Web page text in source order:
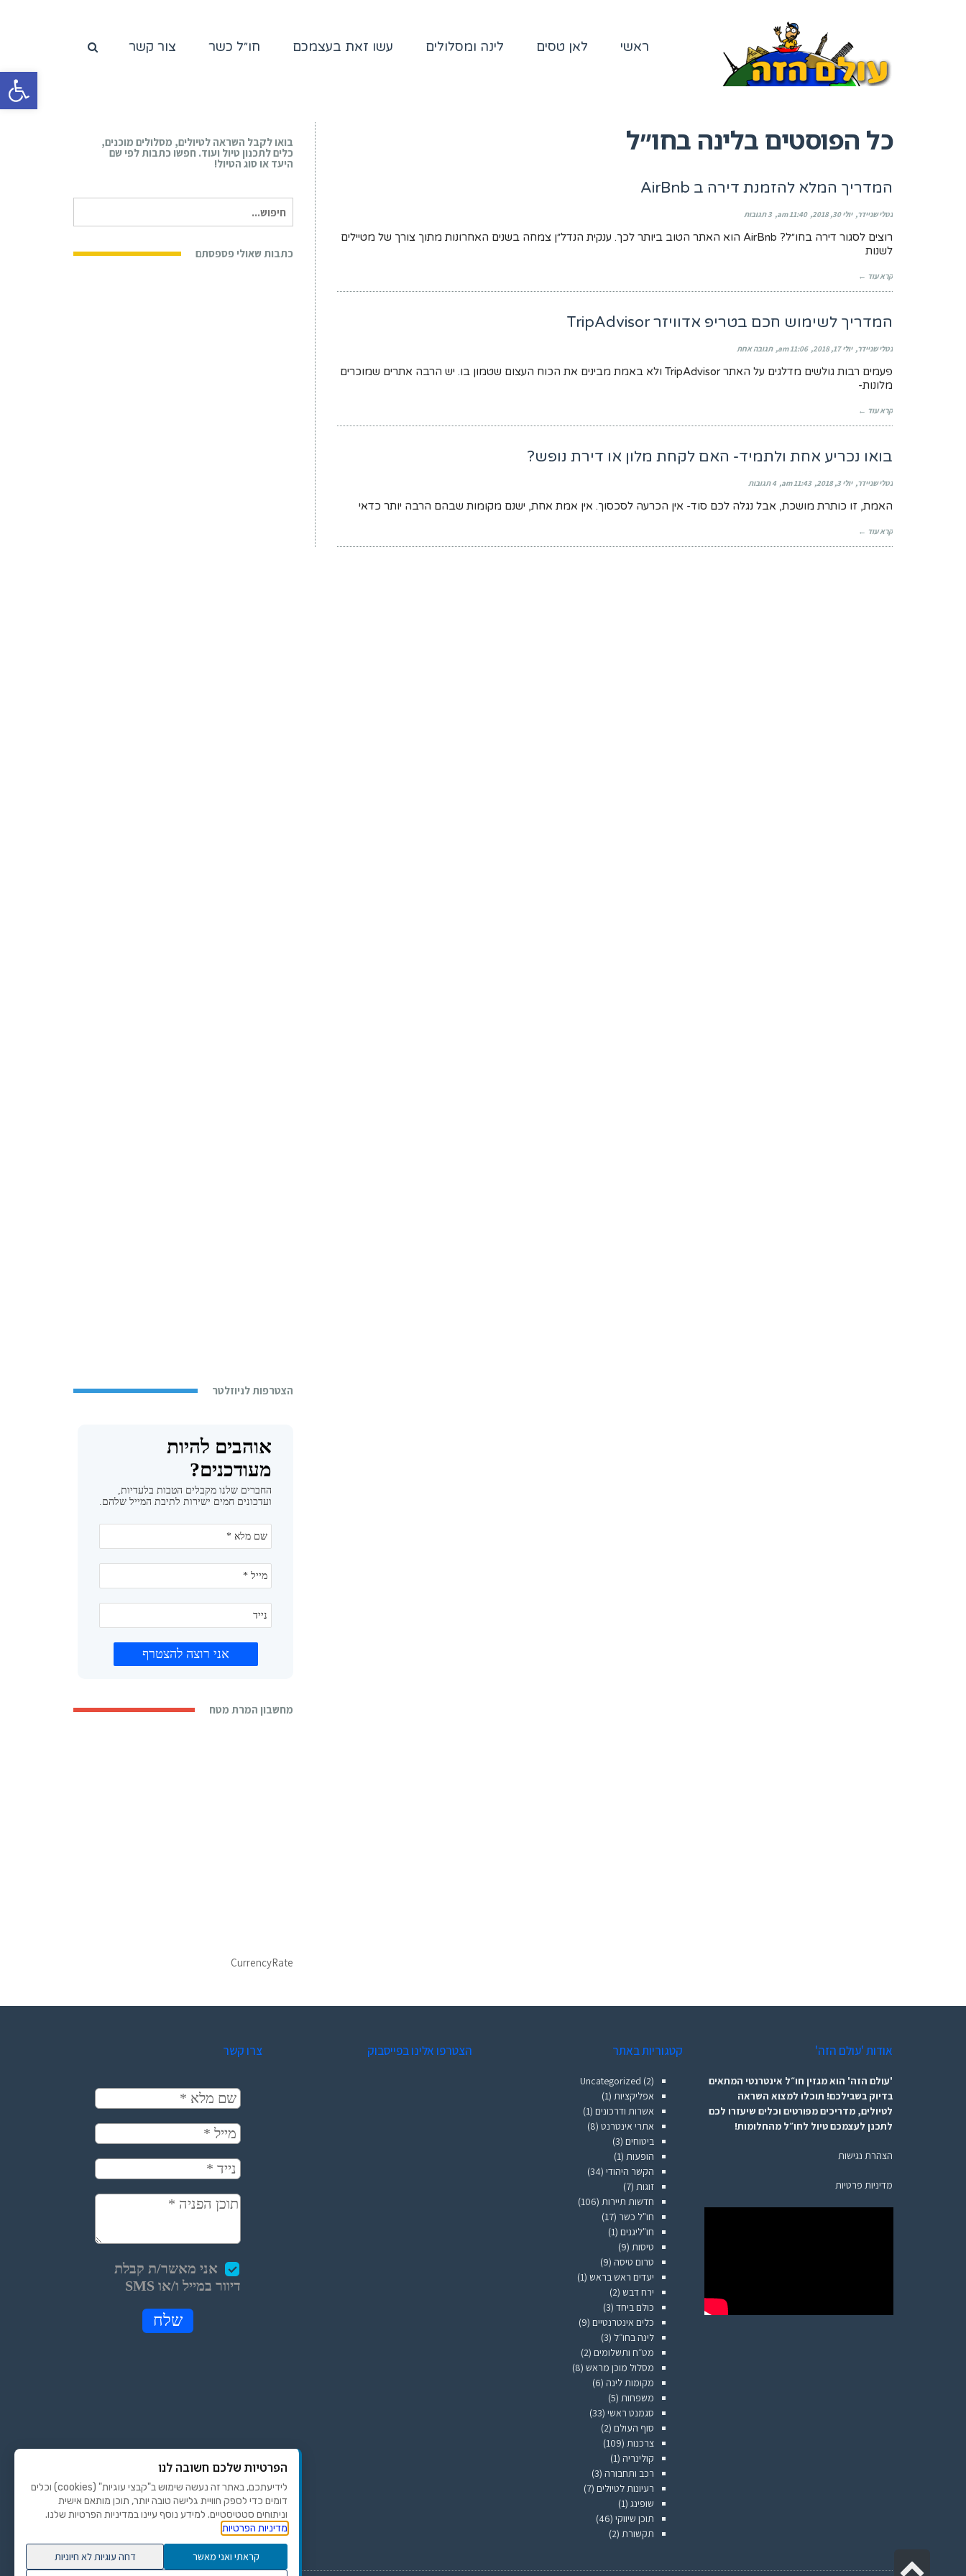
פתח
ראשי לאן טסים לינה ומסלולים עשו זאת בעצמכם חו״ל כשר צור קשר
כל הפוסטים בלינה בחו״ל
המדריך המלא להזמנת דירה ב AirBnb
נטלי שניידר יולי 30, 2018 11:40 am 3 תגובות
רוצים לסגור דירה בחו״ל? AirBnb הוא האתר הטוב ביותר לכך. ענקית הנדל״ן צמחה בשנים האחרונות מתוך צורך של מטיילים
לשנות
קרא עוד ←
המדריך לשימוש חכם בטריפ אדוויזר TripAdvisor
נטלי שניידר יולי 17, 2018 11:06 am תגובה אחת
פעמים רבות גולשים מדלגים על האתר TripAdvisor ולא באמת מבינים את הכוח העצום שטמון בו. יש הרבה אתרים שמוכרים
מלונות-
קרא עוד ←
בואו נכריע אחת ולתמיד- האם לקחת מלון או דירת נופש?
נטלי שניידר יולי 3, 2018 11:43 am 4 תגובות
האמת, זו כותרת מושכת, אבל נגלה לכם סוד- אין הכרעה לסכסוך. אין אמת אחת, ישנם מקומות שבהם הרבה יותר כדאי
קרא עוד ←
בואו לקבל השראה לטיולים, מסלולים מוכנים,
כלים לתכנון טיול ועוד. חפשו כתבות לפי שם
היעד או סוג הטיול!
עבור:
כתבות שאולי פספסתם
הצטרפות לניוזלטר
מחשבון המרת מטח
CurrencyRate
אודות 'עולם הזה'
'עולם הזה' הוא מגזין חו״ל אינטרנטי המתאים
בדיוק בשבילכם! תוכלו למצוא השראה
לטיולים, מדריכים מפורטים וכלים שיעזרו לכם
לתכנן לעצמכם טיול לחו״ל מהחלומות!
הצהרת נגישות
מדיניות פרטיות
קטגוריות באתר
Uncategorized (2)
אפליקציות (1)
אשרות ודרכונים (1)
אתרי אינטרנט (8)
ביטוחים (3)
הופעות (1)
הקשר היהודי (34)
זוגות (7)
חדשות תיירות (106)
חו"ל כשר (17)
חו"ליגנים (1)
טיסות (9)
טרום טיסה (9)
יעדים ראש בראש (1)
ירח דבש (2)
כולם ביחד (3)
כלים אינטרנטיים (9)
לינה בחו״ל (3)
מט״ח ותשלומים (2)
מסלול מוכן מראש (8)
מקומות לינה (6)
משפחות (5)
סגמנט ראשי (33)
סוף העולם (2)
צרכנות (109)
קולינריה (1)
רכב ותחבורה (3)
רעיונות לטיולים (7)
שופינג (1)
תוכן שיווקי (46)
תקשורת (2)
הצטרפו אלינו בפייסבוק צרו קשר
גלילה
הפרטיות שלכם חשובה לנו
לידיעתכם, באתר זה נעשה שימוש ב"קבצי עוגיות" (cookies) וכלים
דומים כדי לספק חוויית גלישה טובה יותר, תוכן מותאם אישית
וניתוחים סטטיסטיים. למידע נוסף עיינו במדיניות הפרטיות שלנו.
מדיניות הפרטיות
קראתי ואני מאשר דחה עוגיות לא חיוניות